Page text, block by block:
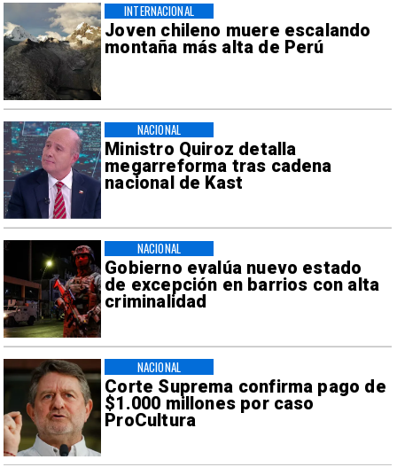
Joven chileno muere escalando
montaña más alta de Perú
INTERNACIONAL
Ministro Quiroz detalla
megarreforma tras cadena
nacional de Kast
NACIONAL
Gobierno evalúa nuevo estado
de excepción en barrios con alta
criminalidad
NACIONAL
Corte Suprema confirma pago de
$1.000 millones por caso
ProCultura
NACIONAL